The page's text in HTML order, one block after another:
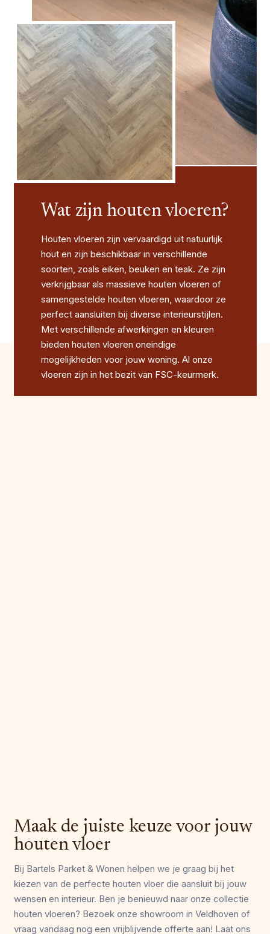
Wat zijn houten vloeren?
Houten vloeren zijn vervaardigd uit natuurlijk
hout en zijn beschikbaar in verschillende
soorten, zoals eiken, beuken en teak. Ze zijn
verkrijgbaar als massieve houten vloeren of
samengestelde houten vloeren, waardoor ze
perfect aansluiten bij diverse interieurstijlen.
Met verschillende afwerkingen en kleuren
bieden houten vloeren oneindige
mogelijkheden voor jouw woning. Al onze
vloeren zijn in het bezit van FSC-keurmerk.
Maak de juiste keuze voor jouw
houten vloer
Bij Bartels Parket & Wonen helpen we je graag bij het
kiezen van de perfecte houten vloer die aansluit bij jouw
wensen en interieur. Ben je benieuwd naar onze collectie
houten vloeren? Bezoek onze showroom in Veldhoven of
vraag vandaag nog een vrijblijvende offerte aan! Laat ons